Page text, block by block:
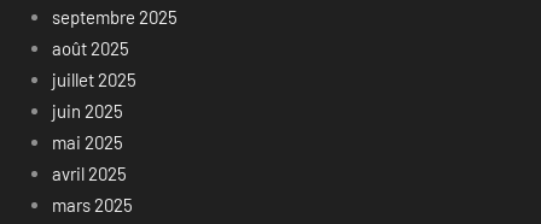
septembre 2025
août 2025
juillet 2025
juin 2025
mai 2025
avril 2025
mars 2025